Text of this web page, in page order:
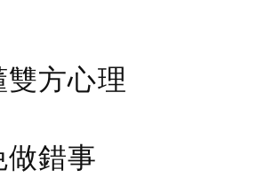
方心理
做錯事